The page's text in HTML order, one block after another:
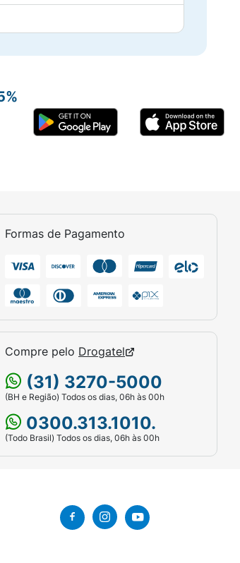
Formas de Pagamento
Compre pelo Drogatel
(31) 3270-5000
(BH e Região) Todos os dias, 06h às 00h
0300.313.1010.
(Todo Brasil) Todos os dias, 06h às 00h